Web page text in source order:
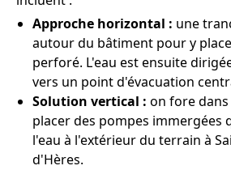
Approche horizontal : une
autour du bâtiment pour y
perforé. L'eau est ensuite
vers un point d'évacuation
Solution vertical : on fore
placer des pompes immergées
l'eau à l'extérieur du terrain à
d'Hères.